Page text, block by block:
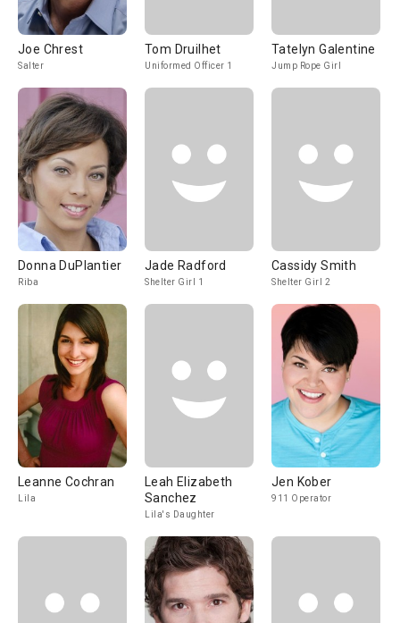
Joe Chrest
Salter
Tom Druilhet
Uniformed Officer 1
Tatelyn Galentine
Jump Rope Girl
Donna DuPlantier
Riba
Jade Radford
Shelter Girl 1
Cassidy Smith
Shelter Girl 2
Leanne Cochran
Lila
Leah Elizabeth
Sanchez
Lila's Daughter
Jen Kober
911 Operator